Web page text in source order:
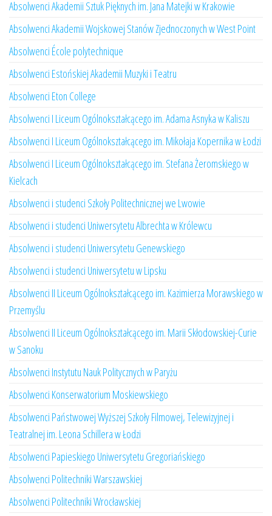
Absolwenci Akademii Sztuk Pięknych im. Jana Matejki w Krakowie
Absolwenci Akademii Wojskowej Stanów Zjednoczonych w West Point
Absolwenci École polytechnique
Absolwenci Estońskiej Akademii Muzyki i Teatru
Absolwenci Eton College
Absolwenci I Liceum Ogólnokształcącego im. Adama Asnyka w Kaliszu
Absolwenci I Liceum Ogólnokształcącego im. Mikołaja Kopernika w Łodzi
Absolwenci I Liceum Ogólnokształcącego im. Stefana Żeromskiego w
Kielcach
Absolwenci i studenci Szkoły Politechnicznej we Lwowie
Absolwenci i studenci Uniwersytetu Albrechta w Królewcu
Absolwenci i studenci Uniwersytetu Genewskiego
Absolwenci i studenci Uniwersytetu w Lipsku
Absolwenci II Liceum Ogólnokształcącego im. Kazimierza Morawskiego w
Przemyślu
Absolwenci II Liceum Ogólnokształcącego im. Marii Skłodowskiej-Curie
w Sanoku
Absolwenci Instytutu Nauk Politycznych w Paryżu
Absolwenci Konserwatorium Moskiewskiego
Absolwenci Państwowej Wyższej Szkoły Filmowej, Telewizyjnej i
Teatralnej im. Leona Schillera w Łodzi
Absolwenci Papieskiego Uniwersytetu Gregoriańskiego
Absolwenci Politechniki Warszawskiej
Absolwenci Politechniki Wrocławskiej